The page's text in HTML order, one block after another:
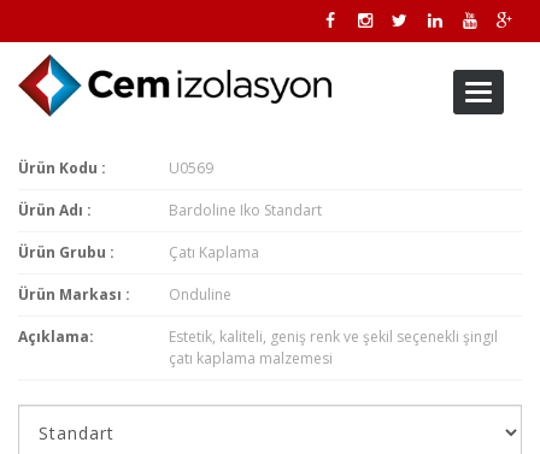
Toggle
Ürün Kodu : U0569
Ürün Adı : Bardoline Iko Standart
Ürün Grubu : Çatı Kaplama
Ürün Markası : Onduline
Açıklama:
Estetik, kaliteli, geniş renk ve şekil seçenekli şingıl
çatı kaplama malzemesi